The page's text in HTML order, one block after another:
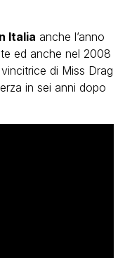
Italia anche l’anno
ed anche nel 2008
di Miss Drag
in sei anni dopo